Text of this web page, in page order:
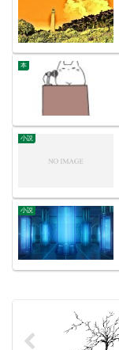
本
小説
小説